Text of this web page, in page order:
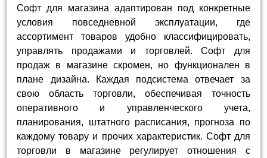
Софт для магазина адаптирован под конкретные
условия повседневной эксплуатации, где
ассортимент товаров удобно классифицировать,
управлять продажами и торговлей. Софт для
продаж в магазине скромен, но функционален в
плане дизайна. Каждая подсистема отвечает за
свою область торговли, обеспечивая точность
оперативного и управленческого учета,
планирования, штатного расписания, прогноза по
каждому товару и прочих характеристик. Софт для
торговли в магазине регулирует отношения с